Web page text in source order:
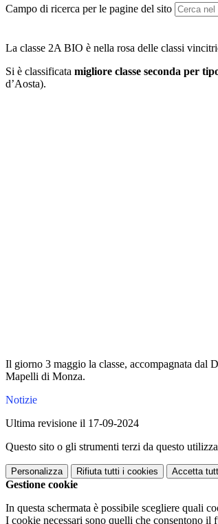
Campo di ricerca per le pagine del sito
La classe 2A BIO è nella rosa delle classi
Si è classificata migliore classe seconda per
d’Aosta).
Il giorno 3 maggio la classe, accompagnata dal
Mapelli di Monza.
Notizie
Ultima revisione il 17-09-2024
Questo sito o gli strumenti terzi da questo
Personalizza Rifiuta tutti i cookies Accetta
Gestione cookie
In questa schermata è possibile scegliere quali
I cookie necessari sono quelli che consentono